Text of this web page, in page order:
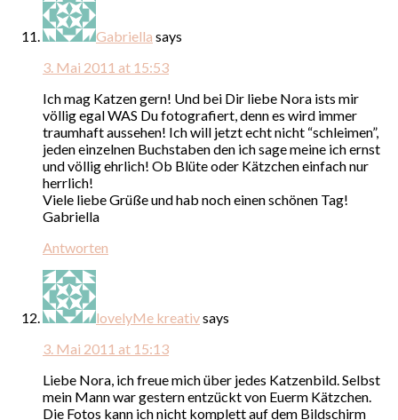
Gabriella says
3. Mai 2011 at 15:53
Ich mag Katzen gern! Und bei Dir liebe Nora ists mir
völlig egal WAS Du fotografiert, denn es wird immer
traumhaft aussehen! Ich will jetzt echt nicht “schleimen”,
jeden einzelnen Buchstaben den ich sage meine ich ernst
und völlig ehrlich! Ob Blüte oder Kätzchen einfach nur
herrlich!
Viele liebe Grüße und hab noch einen schönen Tag!
Gabriella
Antworten
lovelyMe kreativsays
3. Mai 2011 at 15:13
Liebe Nora, ich freue mich über jedes Katzenbild. Selbst
mein Mann war gestern entzückt von Euerm Kätzchen.
Die Fotos kann ich nicht komplett auf dem Bildschirm